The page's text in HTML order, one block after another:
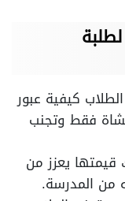
كيفية عبور
فقط وتجنب
قيمتها يعزز من
من المدرسة.